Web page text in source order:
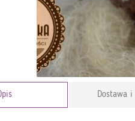
Dostawa i